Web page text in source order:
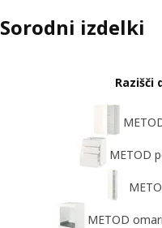
Sorodni izdelki
Razišči
METOD
METOD